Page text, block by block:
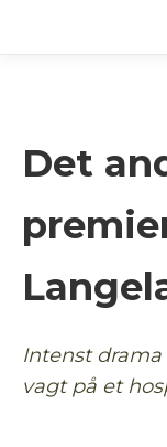
Det
Intenst
vagt på et